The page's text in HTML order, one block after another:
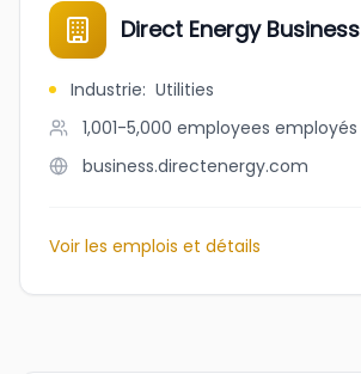
Direct Energy Business
Industrie: Utilities
1,001-5,000 employees employés
business.directenergy.com
Voir les emplois et détails